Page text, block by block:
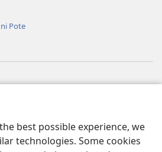
best possible experience, we
technologies. Some cookies
Pote
KWENYE MTANDAO™